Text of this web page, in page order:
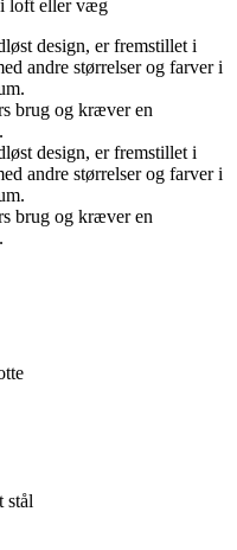
loft eller væg
design, er fremstillet i
andre størrelser og farver i
brug og kræver en
design, er fremstillet i
andre størrelser og farver i
brug og kræver en
stål